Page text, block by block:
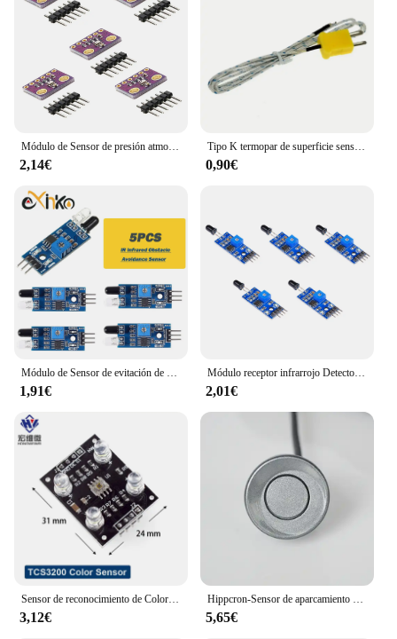
Módulo de Sensor de presión atmosférica de alta precisión, barómetro Digital de temperatura y humedad, 5 piezas, BMP280, 3,3 V, 5V
2,14€
Tipo K termopar de superficie sensor de temperatura 1m cable termopar sonda-20 ~ 500C
0,90€
Módulo de Sensor de evitación de obstáculos infrarrojo IR, 5/10 Uds., para Arduino Diy, Robot de coche inteligente, fotoeléctrico reflectante de 3 pines
1,91€
Módulo receptor infrarrojo Detector de fuego de 4 pines, 3,3 V-5V, Sensor de llama, sensibilidad, accesorios ajustables para Arduino, Kit DIY
2,01€
Sensor de reconocimiento de Color TCS230 TCS3200, accesorios de módulo de Sensor de Color para MCU DIY, entrada DC 3-5V
3,12€
Hippcron-Sensor de aparcamiento para coche, sonda de marcha atrás, Color negro, rojo, azul, dorado, gris, plateado, champán, dorado/blanco, 22mm, 4 piezas
5,65€